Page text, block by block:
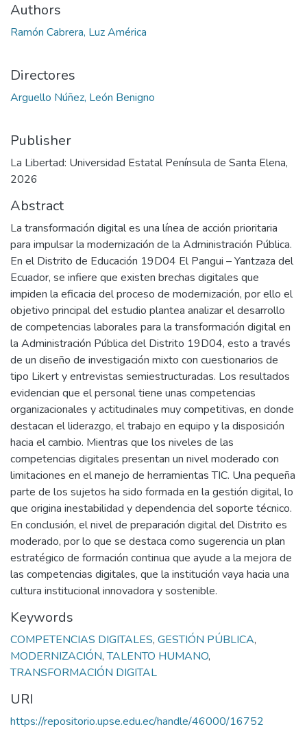
Authors
Ramón Cabrera, Luz América
Directores
Arguello Núñez, León Benigno
Publisher
La Libertad: Universidad Estatal Península de Santa Elena,
2026
Abstract
La transformación digital es una línea de acción prioritaria
para impulsar la modernización de la Administración Pública.
En el Distrito de Educación 19D04 El Pangui – Yantzaza del
Ecuador, se infiere que existen brechas digitales que
impiden la eficacia del proceso de modernización, por ello el
objetivo principal del estudio plantea analizar el desarrollo
de competencias laborales para la transformación digital en
la Administración Pública del Distrito 19D04, esto a través
de un diseño de investigación mixto con cuestionarios de
tipo Likert y entrevistas semiestructuradas. Los resultados
evidencian que el personal tiene unas competencias
organizacionales y actitudinales muy competitivas, en donde
destacan el liderazgo, el trabajo en equipo y la disposición
hacia el cambio. Mientras que los niveles de las
competencias digitales presentan un nivel moderado con
limitaciones en el manejo de herramientas TIC. Una pequeña
parte de los sujetos ha sido formada en la gestión digital, lo
que origina inestabilidad y dependencia del soporte técnico.
En conclusión, el nivel de preparación digital del Distrito es
moderado, por lo que se destaca como sugerencia un plan
estratégico de formación continua que ayude a la mejora de
las competencias digitales, que la institución vaya hacia una
cultura institucional innovadora y sostenible.
Keywords
COMPETENCIAS DIGITALES, GESTIÓN PÚBLICA,
MODERNIZACIÓN,TALENTO HUMANO,
TRANSFORMACIÓN DIGITAL
URI
https://repositorio.upse.edu.ec/handle/46000/16752